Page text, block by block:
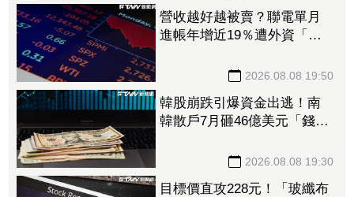
營收越好越被賣？聯電單月
進帳年增近19％遭外資「砍
營收刷49個月新高也挨刀
2026.08.08 19:50
韓股崩跌引爆資金出逃！南
韓散戶7月砸46億美元「錢」
2026.08.08 19:30
目標價直攻228元！「玻纖布